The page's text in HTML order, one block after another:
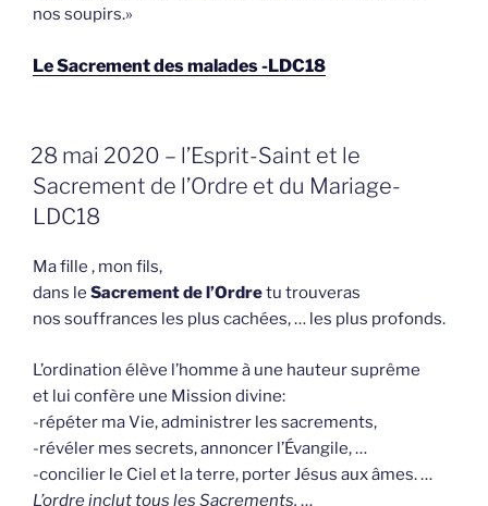
nos soupirs.»
Le Sacrement des malades -LDC18
GEPLAATST
OP
28 mai 2020 – l’Esprit-Saint et le
Sacrement de l’Ordre et du Mariage-
LDC18
Ma fille , mon fils,
dans le Sacrement de l’Ordretu trouveras
nos souffrances les plus cachées, … les plus profonds.
L’ordination élève l’homme à une hauteur suprême
et lui confère une Mission divine:
-répéter ma Vie, administrer les sacrements,
-révéler mes secrets, annoncer l’Évangile, …
-concilier le Ciel et la terre, porter Jésus aux âmes. …
L’ordre inclut tous les Sacrements. …